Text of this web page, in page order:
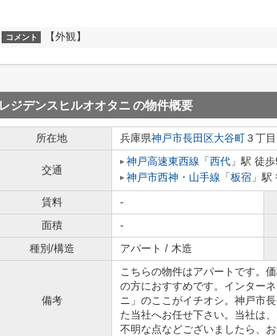
コメント 【外観】
レジデンスヒルオオタニ の物件概要
所在地 兵庫県神戸市長田区大谷町 ３丁目
交通
神戸高速東西線 「 西代 」駅 徒
神戸市西神・山手線 「 板宿 」駅
賃料 -
面積
-
種別/構造
アパート / 木造
備考
こちらの物件はアパートです。
の方におすすめです。インター
ニ」のここがイチオシ。神戸市
た当社へお任せ下さい。当社は
不明な点などございましたら、お